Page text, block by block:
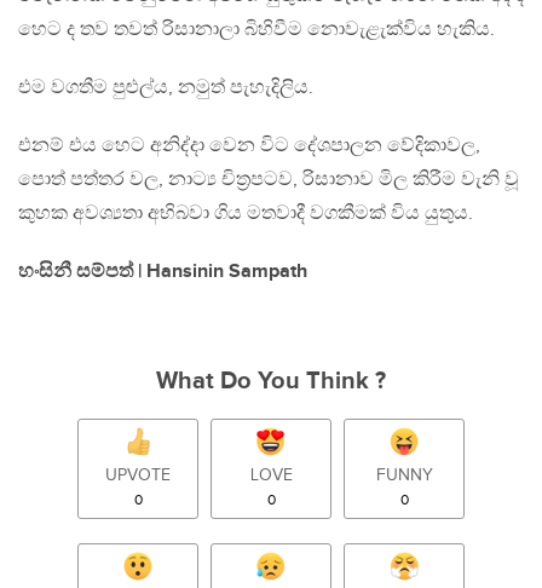
හෙට ද තව තවත් රිසානාලා බිහිවීම නොවැළැක්විය හැකිය.
එම වගතීම පුළුල්ය, නමුත් පැහැදිලිය.
එනම් එය හෙට අනිද්දා වෙන විට දේශපාලන වේදිකාවල,
පොත් පත්තර වල, නාට්‍ය චිත්‍රපටව, රිසානාව මිල කිරීම වැනි වූ
කුහක අවශ්‍යතා අභිබවා ගිය මතවාදී වගකීමක් විය යුතුය.
හංසිනී සම්පත් | Hansinin Sampath
What Do You Think ?
UPVOTE
0
LOVE
0
FUNNY
0